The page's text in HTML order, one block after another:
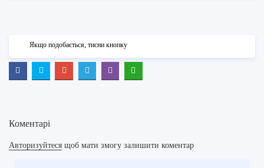
Якщо подобається, тисни кнопку
Коментарі
Авторизуйтеся щоб мати змогу залишити коментар